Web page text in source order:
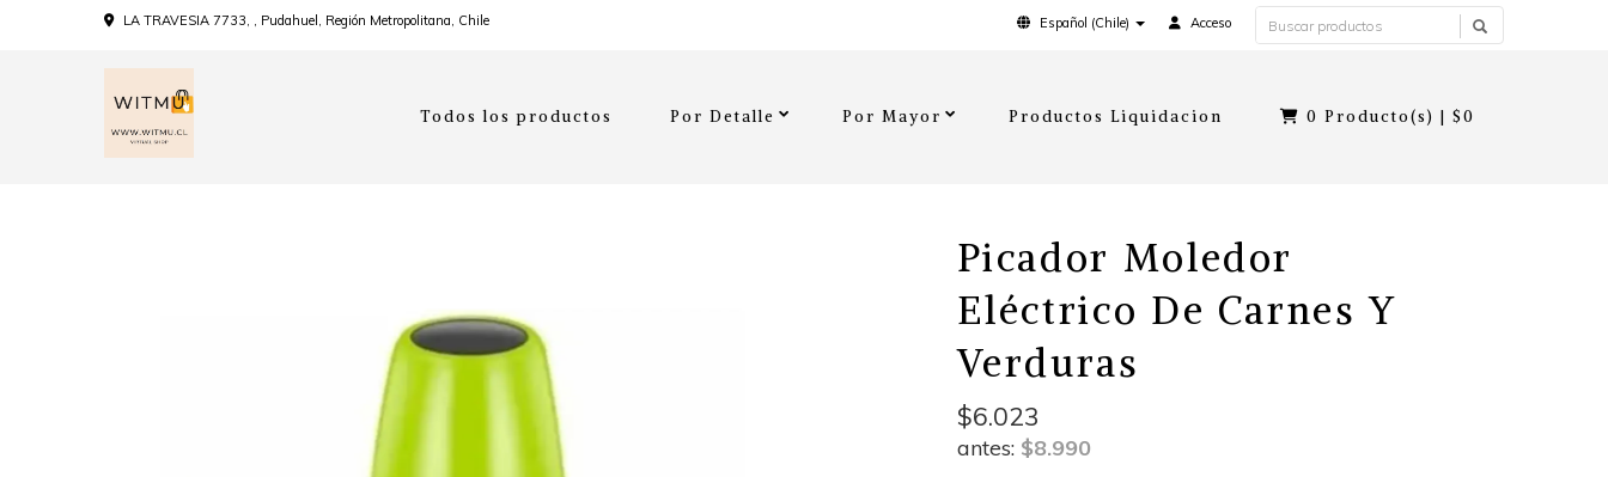
LA TRAVESIA 7733, , Pudahuel, Región Metropolitana, Chile Español (Chile) Acceso
Todos los productos Por Detalle Por Mayor Productos Liquidacion 0 Producto(s) |$0
Picador Moledor
Eléctrico De Carnes Y
Verduras
$6.023
antes: $8.990